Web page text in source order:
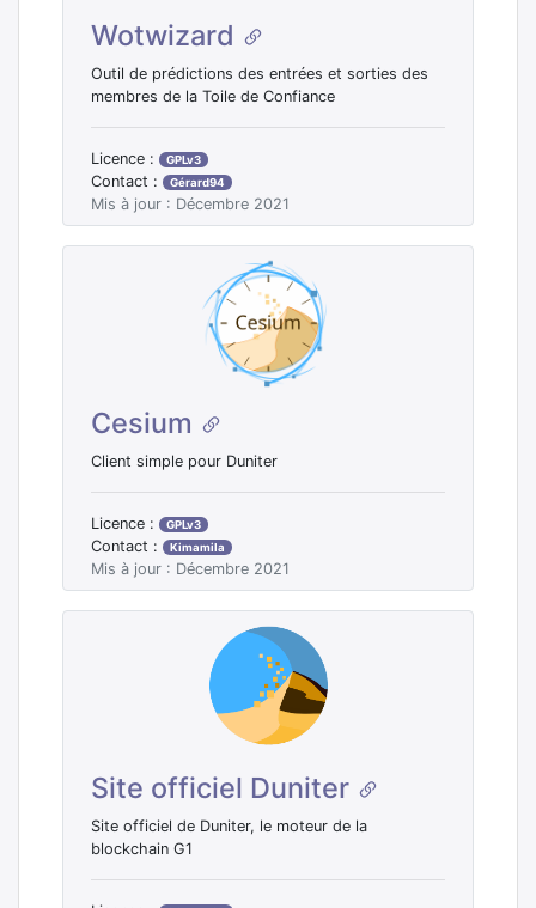
Wotwizard
Outil de prédictions des entrées et sorties des
membres de la Toile de Confiance
Licence : GPLv3
Contact : Gérard94
Mis à jour : Décembre 2021
Cesium
Client simple pour Duniter
Licence : GPLv3
Contact : Kimamila
Mis à jour : Décembre 2021
Site officiel Duniter
Site officiel de Duniter, le moteur de la
blockchain G1